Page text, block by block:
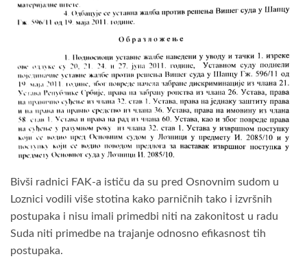
Bivši radnici FAK-a ističu da su pred Osnovnim sudom u
Loznici vodili više stotina kako parničnih tako i izvršnih
postupaka i nisu imali primedbi niti na zakonitost u radu
Suda niti primedbe na trajanje odnosno efikasnost tih
postupaka.